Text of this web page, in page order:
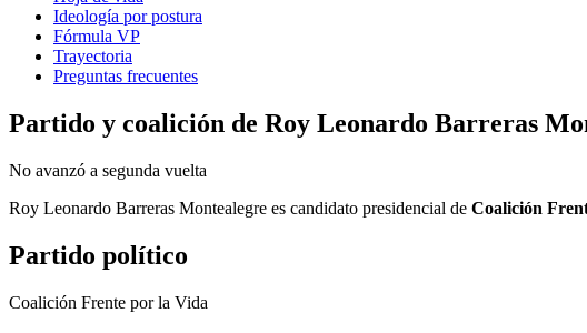
Ideología por postura
Fórmula VP
Trayectoria
Preguntas frecuentes
Partido y coalición de Roy Leonardo Barreras
No avanzó a segunda vuelta
Roy Leonardo Barreras Montealegre es candidato presidencial de Coalición
Partido político
Coalición Frente por la Vida